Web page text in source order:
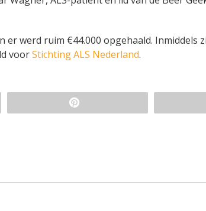
er werd ruim €44.000 opgehaald. Inmiddels
voorStichting ALS Nederland.